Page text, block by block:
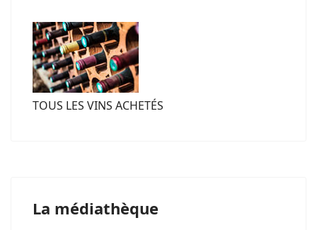
TOUS LES VINS ACHETÉS
La médiathèque